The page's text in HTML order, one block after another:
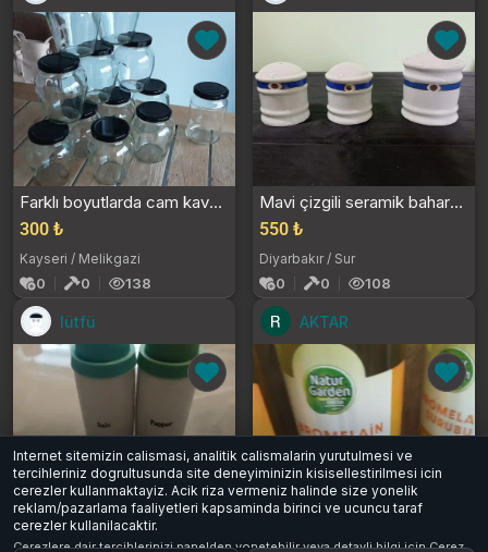
Farklı boyutlarda cam kavanoz seti
300 ₺
Kayseri / Melikgazi
0 0 138
Mavi çizgili seramik baharatlık seti
550 ₺
Diyarbakır / Sur
0 0 108
lütfü
Ikili porselen baharatlık
AKTAR
Internet sitemizin calismasi, analitik calismalarin yurutulmesi ve
tercihleriniz dogrultusunda site deneyiminizin kisisellestirilmesi icin
cerezler kullanmaktayiz. Acik riza vermeniz halinde size yonelik
reklam/pazarlama faaliyetleri kapsaminda birinci ve ucuncu taraf
cerezler kullanilacaktir.
Cerezlere dair tercihlerinizi panelden yonetebilir veya detayli bilgi icinCerez